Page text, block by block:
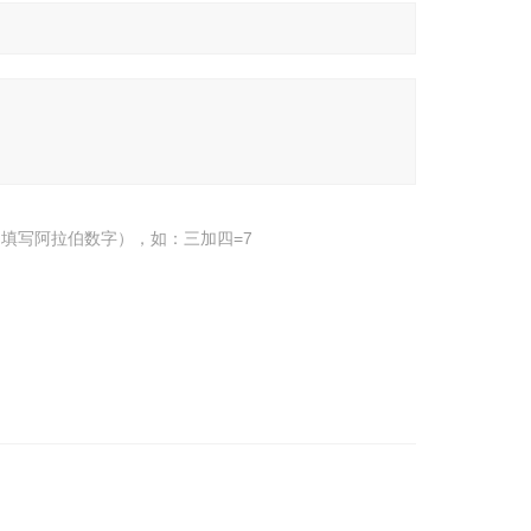
写阿拉伯数字），如：三加四=7